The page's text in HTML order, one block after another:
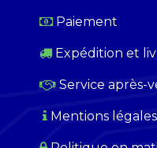
Paiement
Expédition et
Service après-
Mentions légales